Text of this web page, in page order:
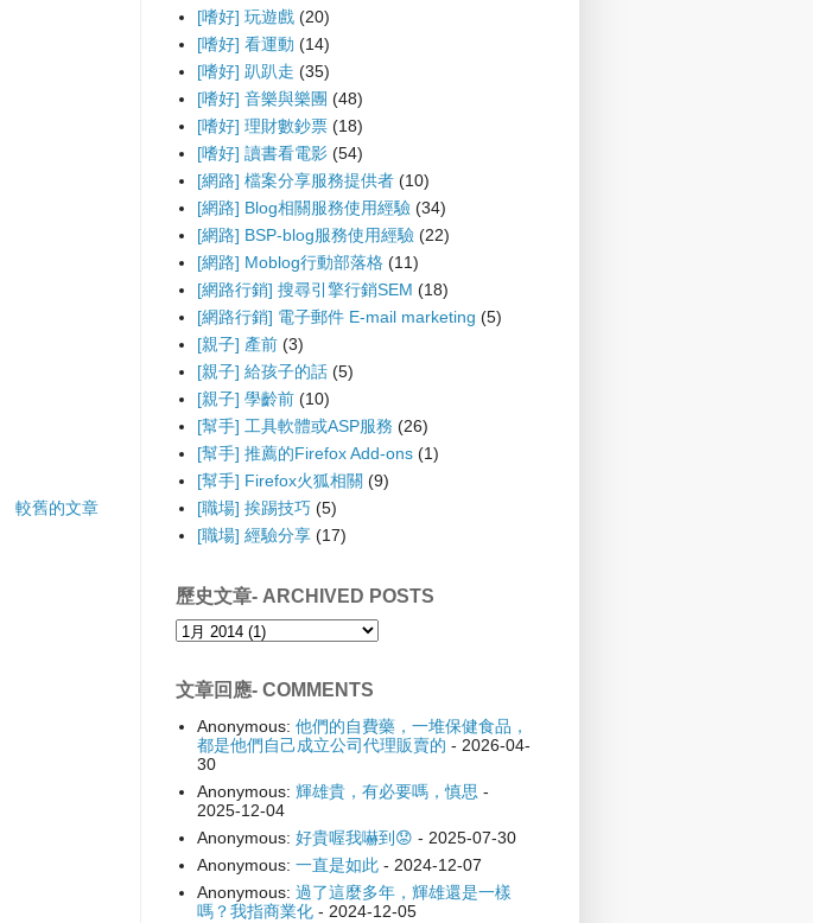
較舊的文章
[嗜好] 玩遊戲 (20)
[嗜好] 看運動 (14)
[嗜好] 趴趴走 (35)
[嗜好] 音樂與樂團 (48)
[嗜好] 理財數鈔票 (18)
[嗜好] 讀書看電影 (54)
[網路] 檔案分享服務提供者 (10)
[網路] Blog相關服務使用經驗 (34)
[網路] BSP-blog服務使用經驗 (22)
[網路] Moblog行動部落格 (11)
[網路行銷] 搜尋引擎行銷SEM (18)
[網路行銷] 電子郵件 E-mail marketing (5)
[親子] 產前 (3)
[親子] 給孩子的話 (5)
[親子] 學齡前 (10)
[幫手] 工具軟體或ASP服務 (26)
[幫手] 推薦的Firefox Add-ons (1)
[幫手] Firefox火狐相關 (9)
[職場] 挨踢技巧 (5)
[職場] 經驗分享 (17)
歷史文章- ARCHIVED POSTS
文章回應- COMMENTS
Anonymous: 他們的自費藥，一堆保健食品，
都是他們自己成立公司代理販賣的 - 2026-04-
30
Anonymous: 輝雄貴，有必要嗎，慎思 -
2025-12-04
Anonymous: 好貴喔我嚇到😟 - 2025-07-30
Anonymous: 一直是如此- 2024-12-07
Anonymous: 過了這麼多年，輝雄還是一樣
嗎？我指商業化- 2024-12-05